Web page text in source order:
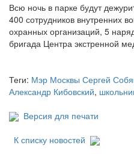
Всю ночь в парке будут
400 сотрудников внутренних
охранных организаций, 5
бригада Центра экстренной
Теги: Мэр Москвы Сергей
Александр Кибовский,
Версия для печати
К списку новостей